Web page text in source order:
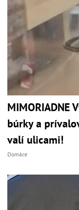
MIMORIADNE
búrky a
valí ulicami!
Domáce